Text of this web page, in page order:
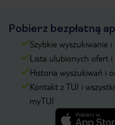
Pobierz bezpłatną
Szybkie wyszukiwanie
Lista ulubionych ofert i
Historia wyszukiwań i
Kontakt z TUI i
myTUI